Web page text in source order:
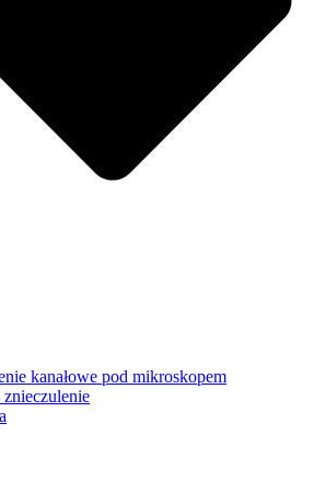
kanałowe pod mikroskopem
znieczulenie